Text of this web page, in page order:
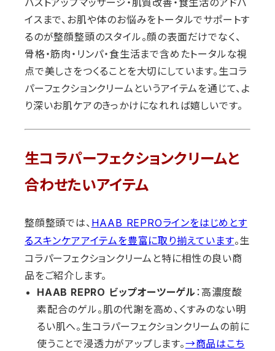
イスまで、お肌や体のお悩みをトータルでサポートす
るのが整顔整頭のスタイル。顔の表面だけでなく、
骨格・筋肉・リンパ・食生活まで含めたトータルな視
点で美しさをつくることを大切にしています。生コラ
パーフェクションクリームというアイテムを通じて、よ
り深いお肌ケアのきっかけになれれば嬉しいです。
生コラパーフェクションクリームと
合わせたいアイテム
整顔整頭では、 HAAB REPROラインをはじめとす
るスキンケアアイテムを豊富に取り揃えています。生
コラパーフェクションクリームと特に相性の良い商
品をご紹介します。
HAAB REPRO ビップオーツーゲル ：高濃度酸
素配合のゲル。肌の代謝を高め、くすみのない明
るい肌へ。生コラパーフェクションクリームの前に
使うことで浸透力がアップします。→商品はこち